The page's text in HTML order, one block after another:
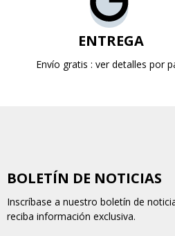
ENTREGA
Envío gratis : ver detalles por
BOLETÍN DE NOTICIAS
Inscríbase a nuestro boletín de
reciba información exclusiva.